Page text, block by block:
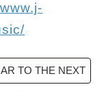
TO THE NEXT